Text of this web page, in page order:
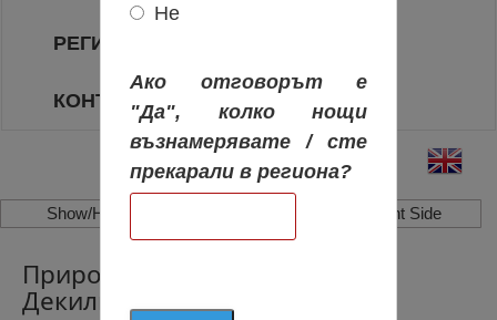
РЕГИОНИ
КОНТАКТИ
Show/Hide Left Side Show/Hide Right Side
Природна забележителност
Декилиташ
Не
Ако отговорът е
"Да", колко нощи
възнамерявате / сте
прекарали в региона?